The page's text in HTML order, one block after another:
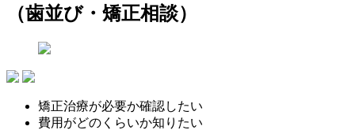
（歯並び・矯正相談）
矯正治療が必要か確認したい
費用がどのくらいか知りたい